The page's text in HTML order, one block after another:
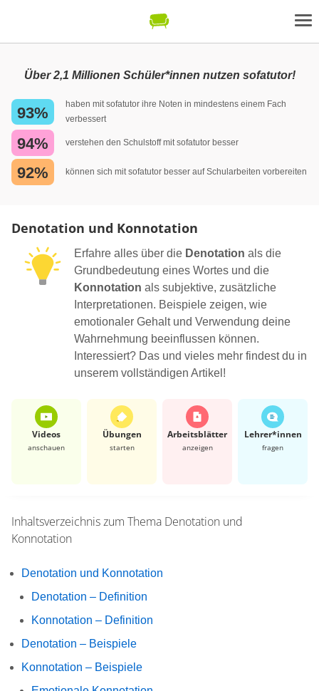
Über 2,1 Millionen Schüler*innen nutzen sofatutor!
93%
haben mit sofatutor ihre Noten in mindestens einem Fach
verbessert
94% verstehen den Schulstoff mit sofatutor besser
92% können sich mit sofatutor besser auf Schularbeiten vorbereiten
Denotation und Konnotation
Erfahre alles über die Denotation als die
Grundbedeutung eines Wortes und die
Konnotation als subjektive, zusätzliche
Interpretationen. Beispiele zeigen, wie
emotionaler Gehalt und Verwendung deine
Wahrnehmung beeinflussen können.
Interessiert? Das und vieles mehr findest du in
unserem vollständigen Artikel!
Videos
anschauen
Übungen
starten
Arbeits­blätter
anzeigen
Lehrer*​innen
fragen
Inhaltsverzeichnis zum Thema Denotation und
Konnotation
Denotation und Konnotation
Denotation – Definition
Konnotation – Definition
Denotation – Beispiele
Konnotation – Beispiele